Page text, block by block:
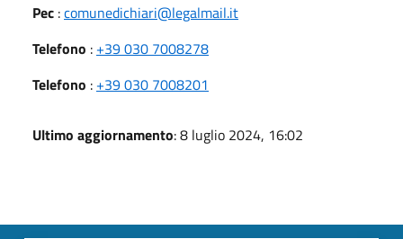
Pec :comunedichiari@legalmail.it
Telefono : +39 030 7008278
Telefono : +39 030 7008201
Ultimo aggiornamento: 8 luglio 2024, 16:02